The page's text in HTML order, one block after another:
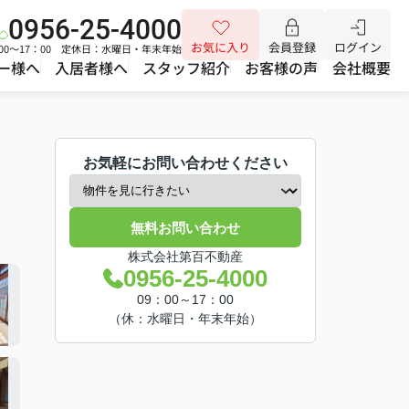
0956-25-4000
～17：00 定休日：水曜日・年末年始 お気に入り 会員登録 ログイン
様へ 入居者様へ スタッフ紹介 お客様の声 会社概要
お気軽にお問い合わせください
無料お問い合わせ
株式会社第百不動産
0956-25-4000
09：00～17：00
（休：水曜日・年末年始）